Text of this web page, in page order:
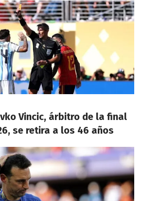
Vincic, árbitro de la final
se retira a los 46 años